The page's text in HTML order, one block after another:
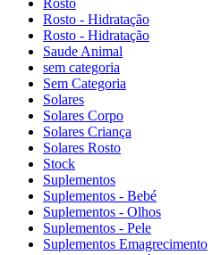
Rosto
Rosto - Hidratação
Rosto - Hidratação
Saude Animal
sem categoria
Sem Categoria
Solares
Solares Corpo
Solares Criança
Solares Rosto
Stock
Suplementos
Suplementos - Bebé
Suplementos - Olhos
Suplementos - Pele
Suplementos Emagrecimento